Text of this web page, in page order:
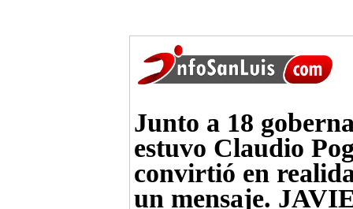
Junto a 18
estuvo Claudio
convirtió en
un mensaje.